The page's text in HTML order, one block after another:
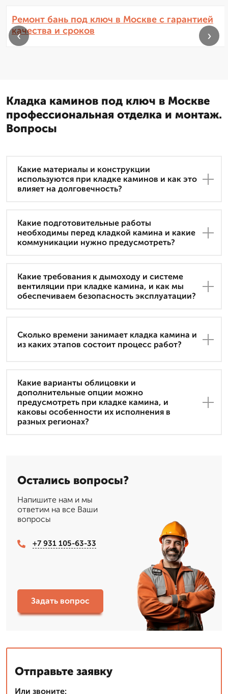
Ремонт бань под ключ в Москве с гарантией
качества и сроков
‹ ›
Кладка каминов под ключ в Москве
профессиональная отделка и монтаж.
Вопросы
Какие материалы и конструкции
используются при кладке каминов и как это
влияет на долговечность?
Какие подготовительные работы
необходимы перед кладкой камина и какие
коммуникации нужно предусмотреть?
Какие требования к дымоходу и системе
вентиляции при кладке камина, и как мы
обеспечиваем безопасность эксплуатации?
Сколько времени занимает кладка камина и
из каких этапов состоит процесс работ?
Какие варианты облицовки и
дополнительные опции можно
предусмотреть при кладке камина, и
каковы особенности их исполнения в
разных регионах?
Остались вопросы?
Напишите нам и мы
ответим на все Ваши
вопросы
+7 931 105-63-33
Задать вопрос
Отправьте заявку
Или звоните: